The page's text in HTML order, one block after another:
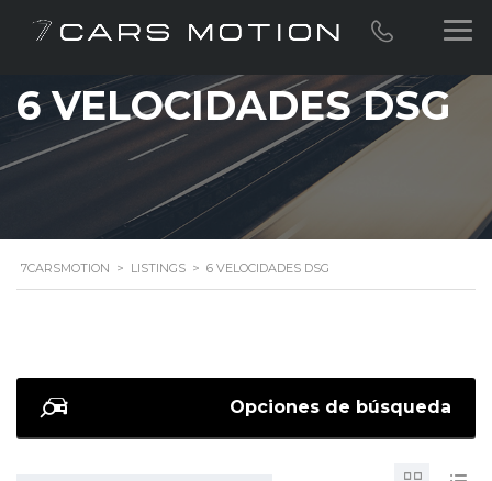
6 VELOCIDADES DSG
7CARSMOTION > LISTINGS > 6 VELOCIDADES DSG
Opciones de búsqueda